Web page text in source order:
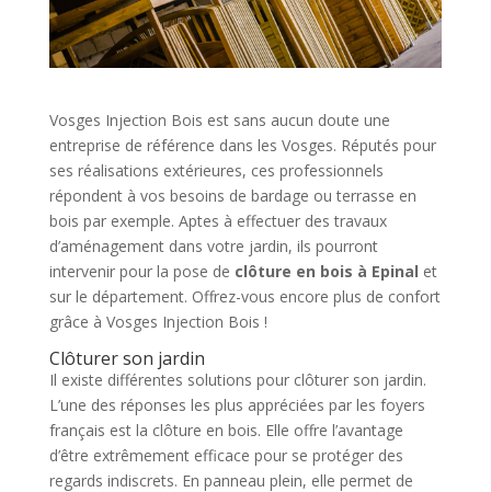
Vosges Injection Bois est sans aucun doute une
entreprise de référence dans les Vosges. Réputés pour
ses réalisations extérieures, ces professionnels
répondent à vos besoins de bardage ou terrasse en
bois par exemple. Aptes à effectuer des travaux
d’aménagement dans votre jardin, ils pourront
intervenir pour la pose de clôture en bois à Epinal et
sur le département. Offrez-vous encore plus de confort
grâce à Vosges Injection Bois !
Clôturer son jardin
Il existe différentes solutions pour clôturer son jardin.
L’une des réponses les plus appréciées par les foyers
français est la clôture en bois. Elle offre l’avantage
d’être extrêmement efficace pour se protéger des
regards indiscrets. En panneau plein, elle permet de